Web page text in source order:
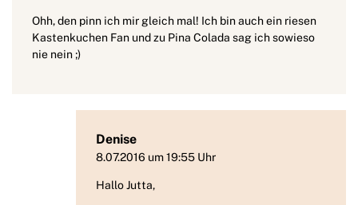
Ohh, den pinn ich mir gleich mal! Ich bin auch ein riesen
Kastenkuchen Fan und zu Pina Colada sag ich sowieso
nie nein ;)
Denise
8.07.2016 um 19:55 Uhr
Hallo Jutta,